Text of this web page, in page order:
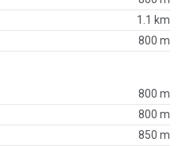
1.1 km
800 m
800 m
800 m
850 m